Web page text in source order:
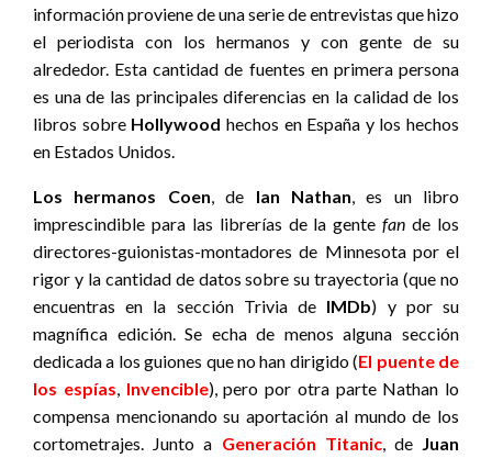
información proviene de una serie de entrevistas que hizo
el periodista con los hermanos y con gente de su
alrededor. Esta cantidad de fuentes en primera persona
es una de las principales diferencias en la calidad de los
libros sobre Hollywood hechos en España y los hechos
en Estados Unidos.
Los hermanos Coen de Ian Nathan
es un libro
imprescindible para las librerías de la gentefan de los
directores-guionistas-montadores de Minnesota por el
rigor y la cantidad de datos sobre su trayectoria (que no
encuentras en la sección Trivia de IMDb) y por su
magnífica edición. Se echa de menos alguna sección
dedicada a los guiones que no han dirigido (El puente de
los espías Invencible), pero por otra parte Nathan lo
compensa mencionando su aportación al mundo de los
cortometrajes. Junto a Generación Titanic, de Juan